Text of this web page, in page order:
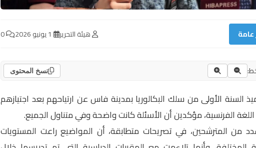
عامة هيئة التحرير
نسخ المحتوى
السنة الأولى من سلك البكالوريا بمدينة فاس عن ارتياحهم بعد اجتيازهم
الفرنسية، مؤكدين أن الأسئلة كانت واضحة وفي متناول الجميع.
من المترشحين، في تصريحات متطابقة، أن المواضيع راعت المستويات